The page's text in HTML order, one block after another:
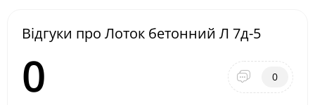
Відгуки про Лоток бетонний Л 7д-5
0 0